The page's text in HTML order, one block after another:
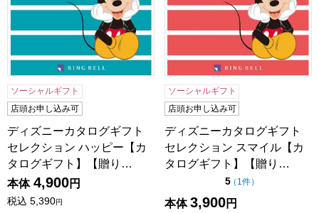
ソーシャルギフト
店頭お申し込み可
ディズニーカタログギフト
セレクション ハッピー【カ
タログギフト】【贈り…
本体 4,900円
税込 5,390円
ソーシャルギフト
店頭お申し込み可
ディズニーカタログギフト
セレクション スマイル【カ
タログギフト】【贈り…
5点（5点満点中）
（ 1件の評価
）
本体 3,900円